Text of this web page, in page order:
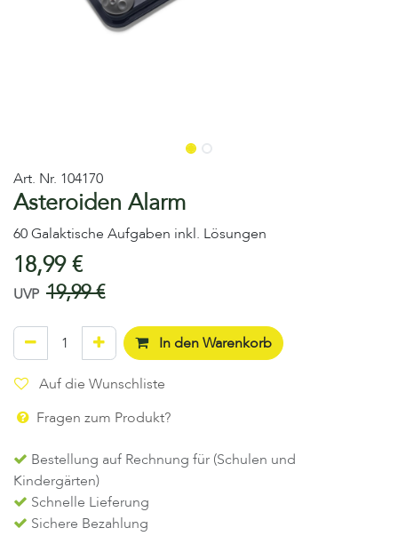
Art. Nr. 104170
Asteroiden Alarm
60 Galaktische Aufgaben inkl. Lösungen
18,99€
UVP 19,99€
In den Warenkorb
Auf die Wunschliste
Fragen zum Produkt?
Bestellung auf Rechnung für (Schulen und
Kindergärten)
Schnelle Lieferung
Sichere Bezahlung